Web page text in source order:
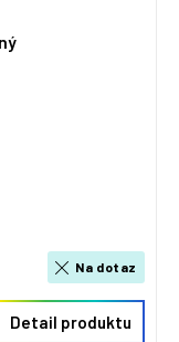
Na dotaz
Detail produktu